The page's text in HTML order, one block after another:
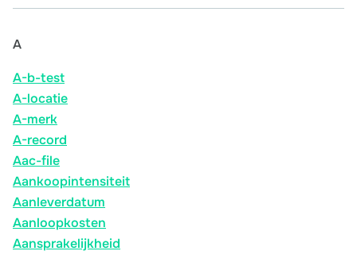
A
A-b-test
A-locatie
A-merk
A-record
Aac-file
Aankoopintensiteit
Aanleverdatum
Aanloopkosten
Aansprakelijkheid